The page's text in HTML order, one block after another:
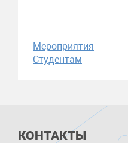
Мероприятия
Студентам
КОНТАКТЫ